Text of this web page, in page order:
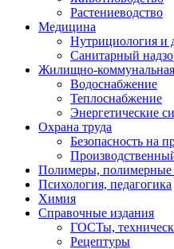
Растениеводство
Медицина
Нутрициология и
Санитарный
Жилищно-коммунальная
Водоснабжение
Теплоснабжение
Энергетические
Охрана труда
Безопасность на
Полимеры, полимерные
Психология, педагогика
Химия
Справочные издания
ГОСТы,
Рецептуры